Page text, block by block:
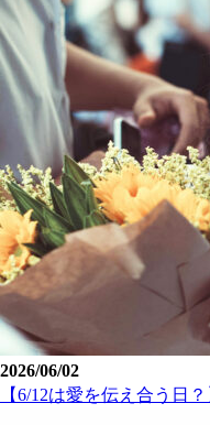
2026/06/02
【6/12は愛を伝え合う日